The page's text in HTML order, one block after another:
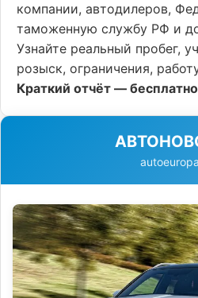
компании, автодилеров,
таможенную службу РФ и
Узнайте реальный пробег,
розыск, ограничения,
Краткий отчёт —